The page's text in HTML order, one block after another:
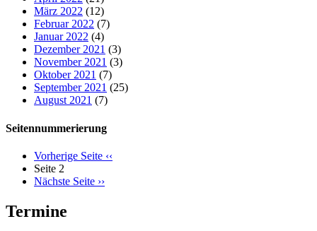
März 2022 (12)
Februar 2022 (7)
Januar 2022 (4)
Dezember 2021 (3)
November 2021 (3)
Oktober 2021 (7)
September 2021 (25)
August 2021 (7)
Seitennummerierung
Vorherige Seite ‹‹
Seite 2
Nächste Seite ››
Termine